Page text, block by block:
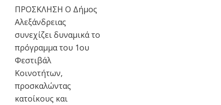
ΠΡΟΣΚΛΗΣΗ Ο Δήμος
Αλεξάνδρειας
συνεχίζει δυναμικά το
πρόγραμμα του 1ου
Φεστιβάλ
Κοινοτήτων,
προσκαλώντας
κατοίκους και